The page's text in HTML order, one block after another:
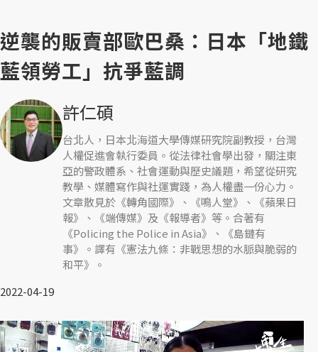
逆襲的販賣部歐巴桑：日本「地鐵
藍領勞工」抗爭藍調
許仁碩
台北人，日本北海道大學傳媒研究院副教授，台灣
人權促進會執行委員。從法律社會學出發，關注東
亞的警政體系、社會運動與歷史議題，希望從研究
教學、媒體寫作與社運實踐，為人權盡一份心力。
文章散見於《轉角國際》、《鳴人堂》、《蘋果日
報》、《端傳媒》及《報導者》等。合著有
《Policing the Police in Asia》、《島鏈有
事》。譯有《憲法九條：非戰思想的水脈與脆弱的
和平》。
2022-04-19